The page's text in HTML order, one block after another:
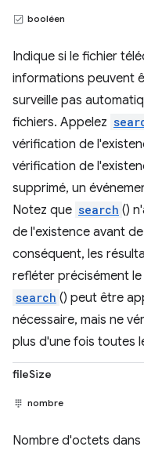
booléen
Indique si le fichier
informations peuvent
surveille pas
fichiers. Appelez
vérification de
vérification de
supprimé, un
Notez que search ()
de l'existence avant
conséquent, les
refléter précisément
search () peut être
nécessaire, mais ne
plus d'une fois toutes
fileSize
nombre
Nombre d'octets dans